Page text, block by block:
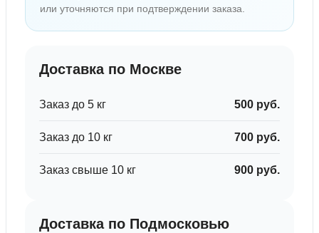
или уточняются при подтверждении заказа.
Доставка по Москве
Заказ до 5 кг 500 руб.
Заказ до 10 кг 700 руб.
Заказ свыше 10 кг 900 руб.
Доставка по Подмосковью